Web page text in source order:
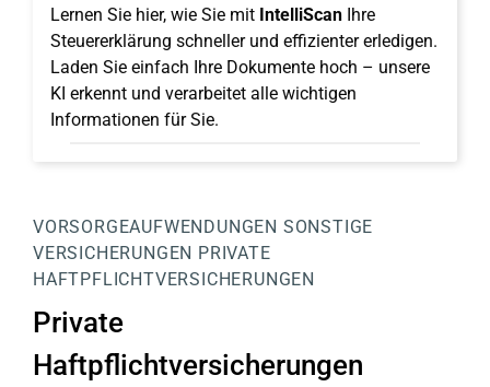
Lernen Sie hier, wie Sie mit IntelliScan Ihre
Steuererklärung schneller und effizienter erledigen.
Laden Sie einfach Ihre Dokumente hoch – unsere
KI erkennt und verarbeitet alle wichtigen
Informationen für Sie.
VORSORGEAUFWENDUNGEN SONSTIGE
VERSICHERUNGEN PRIVATE
HAFTPFLICHTVERSICHERUNGEN
Private
Haftpflichtversicherungen